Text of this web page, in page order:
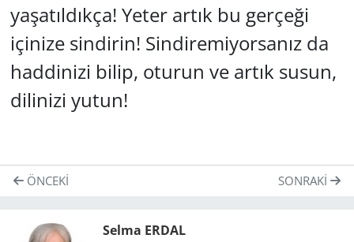
yaşatıldıkça! Yeter artık bu gerçeği
içinize sindirin! Sindiremiyorsanız da
haddinizi bilip, oturun ve artık susun,
dilinizi yutun!
ÖNCEKI SONRAKI
Selma ERDAL